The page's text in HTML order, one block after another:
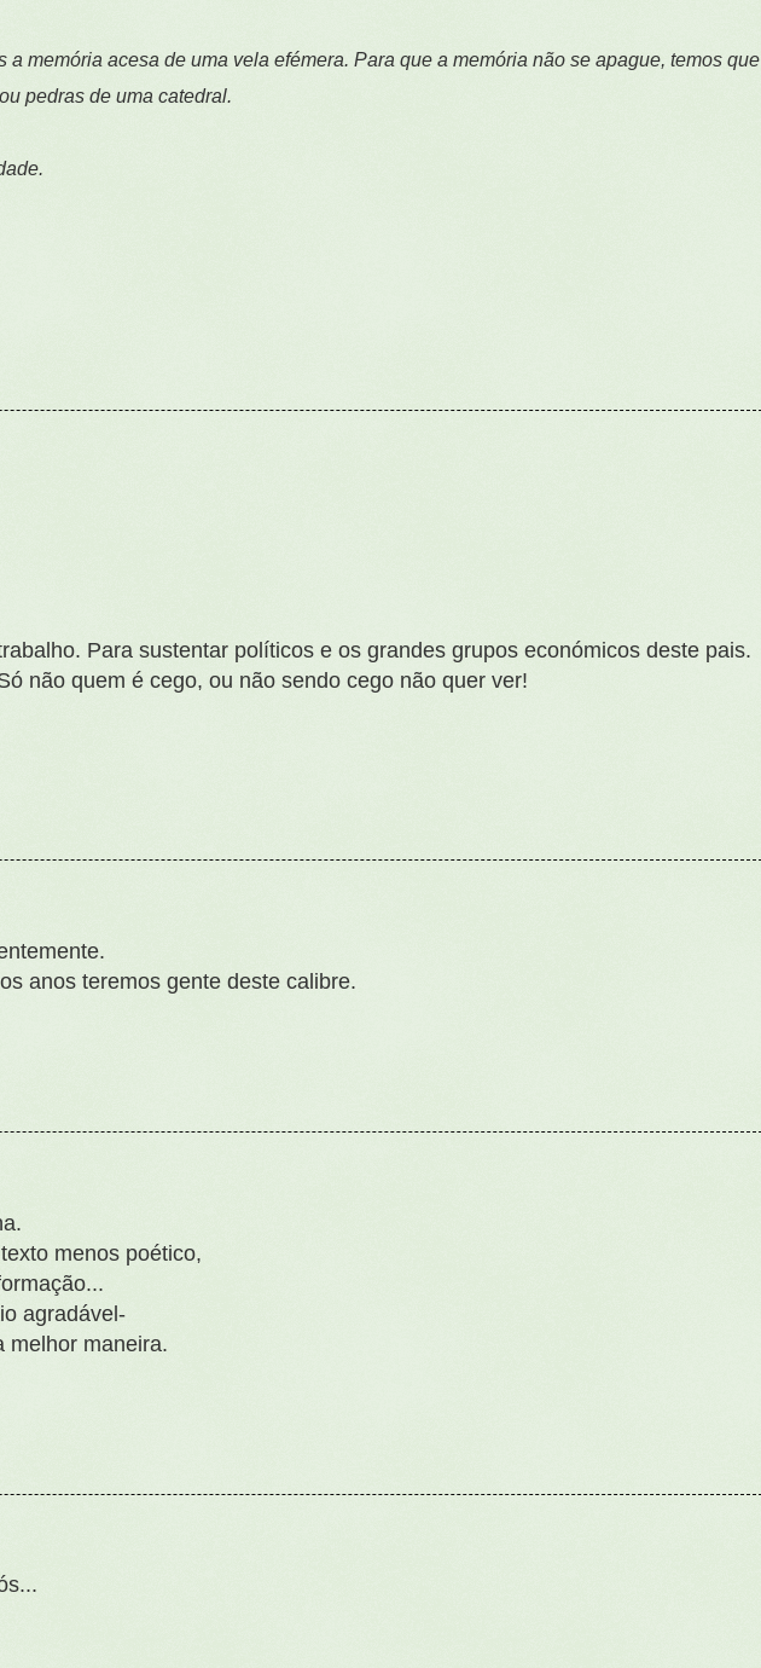
memória acesa de uma vela efémera. Para que a memória não se apague, temos que
pedras de uma catedral.
Para sustentar políticos e os grandes grupos económicos deste pais.
não quem é cego, ou não sendo cego não quer ver!
anos teremos gente deste calibre.
menos poético,
agradável-
melhor maneira.